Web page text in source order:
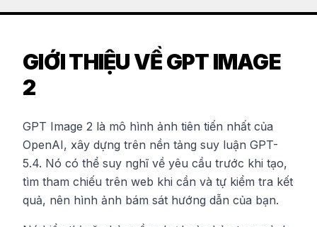
GIỚI THIỆU VỀ GPT IMAGE
2
GPT Image 2 là mô hình ảnh tiên tiến nhất của
OpenAI, xây dựng trên nền tảng suy luận GPT-
5.4. Nó có thể suy nghĩ về yêu cầu trước khi tạo,
tìm tham chiếu trên web khi cần và tự kiểm tra kết
quả, nên hình ảnh bám sát hướng dẫn của bạn.